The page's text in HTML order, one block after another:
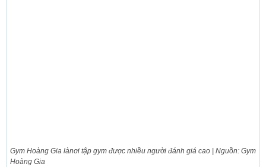
Gym Hoàng Gia lànơi tập gym được nhiều người đánh giá cao | Nguồn: Gym
Hoàng Gia